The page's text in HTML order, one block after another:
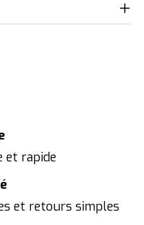
et rapide
et retours simples